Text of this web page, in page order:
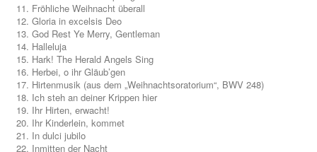
Viola / Bratsche
Cello
Kontrabass
Nur Für Anfänger
Theorie
Fröhliche Weihnacht überall
Gloria in excelsis Deo
God Rest Ye Merry, Gentleman
Halleluja
Hark! The Herald Angels Sing
Herbei, o ihr Gläub’gen
Hirtenmusik (aus dem „Weihnachtsoratorium“, BWV 248)
Ich steh an deiner Krippen hier
Ihr Hirten, erwacht!
Ihr Kinderlein, kommet
In dulci jubilo
Inmitten der Nacht